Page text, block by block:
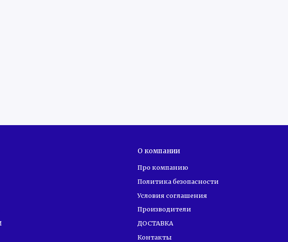
О компании
Про компанию
Политика безопасности
Условия соглашения
Производители
ДОСТАВКА
Контакты